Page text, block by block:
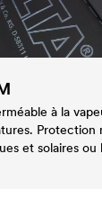
à la
Protection
et solaires ou